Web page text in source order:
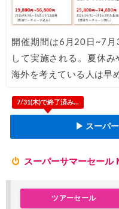
05/01 Trip.com) 海外航空
04/30 エアトリ) 海外航空
04/30 楽天トラベル) 海外
JTB) 夏旅キャンペ
04/25 楽天トラベル) 海外
Trip.com) 海外航空
Trip.com) 海外航空
開催期間は6月20日~7
して実施される。夏休
海外を考えている人は早
7/31(木)で終了済み...
▶ スーパ
スーパーサマーセール
ツアーセール